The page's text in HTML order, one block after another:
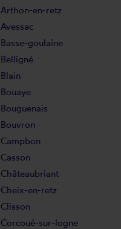
Arthon-en-retz
Avessac
Basse-goulaine
Belligné
Blain
Bouaye
Bouguenais
Bouvron
Campbon
Casson
Châteaubriant
Cheix-en-retz
Clisson
Corcoué-sur-logne